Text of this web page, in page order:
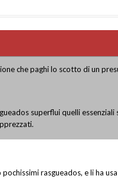
che paghi lo scotto di un
superflui quelli
pochissimi rasgueados, e li ha